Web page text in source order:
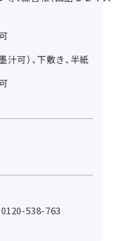
可）、下敷き、半紙
538-763